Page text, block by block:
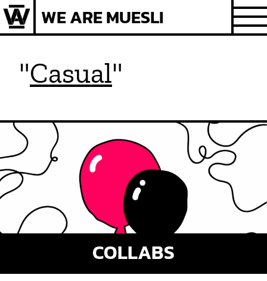
Skip
to
content
WE ARE MUESLI
"Casual"
COLLABS